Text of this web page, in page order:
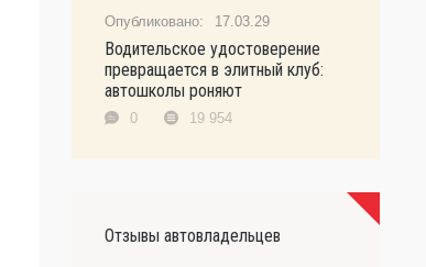
17.03.29
Водительское удостоверение
превращается в элитный клуб:
автошколы роняют
0 19 954
Отзывы автовладельцев